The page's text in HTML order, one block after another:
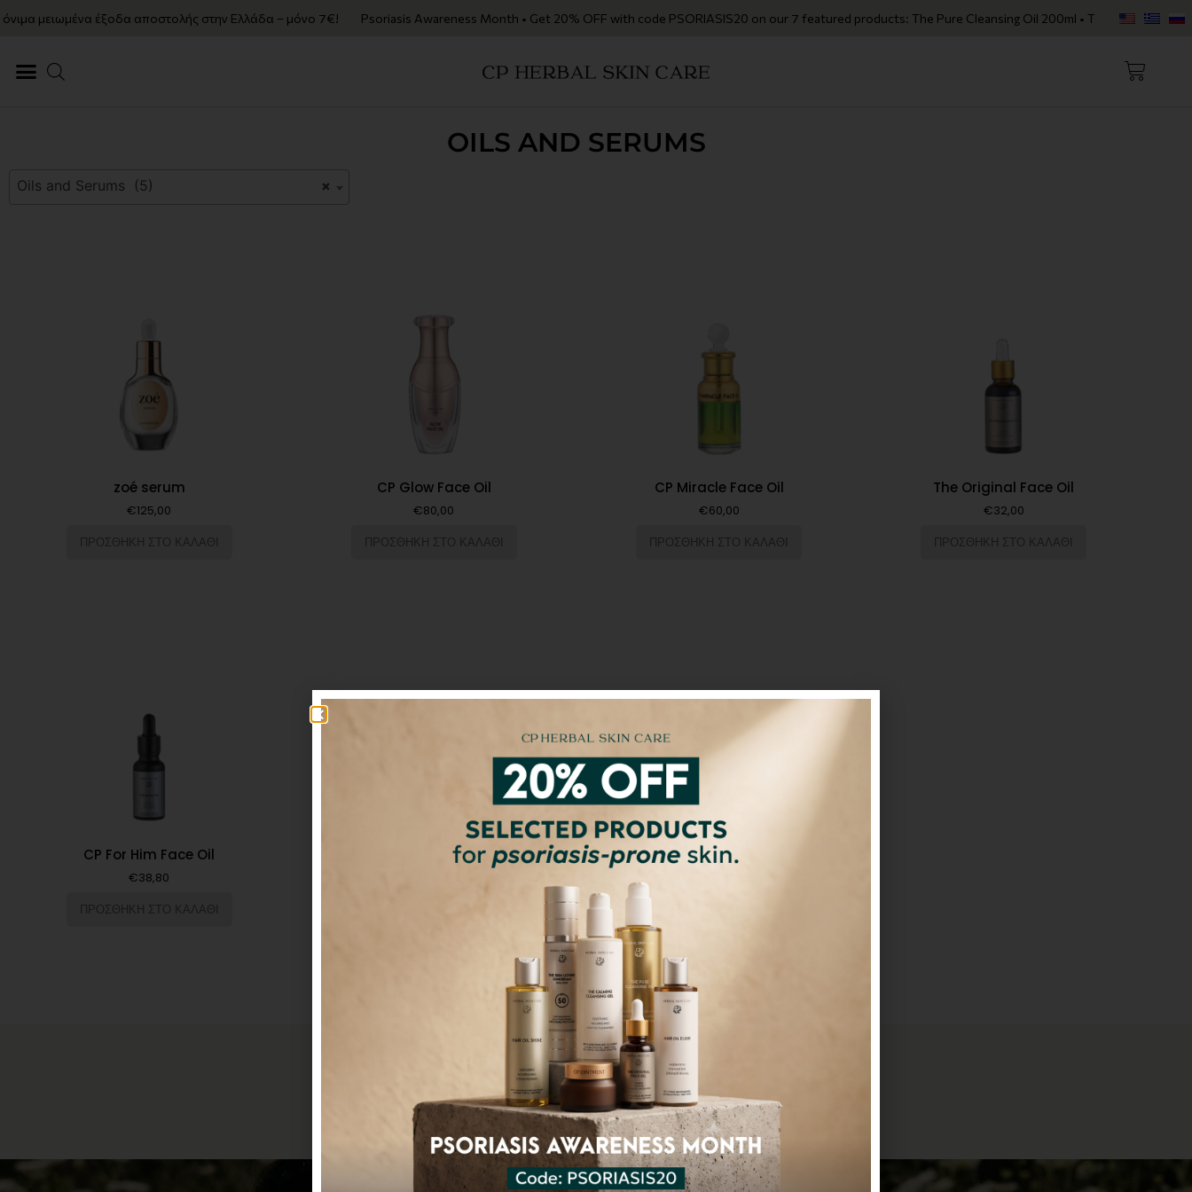
έξοδα αποστολής στην Ελλάδα – μόνο 7€! Psoriasis Awareness Month • Get 20% OFF with code PSORIASIS20 on our 7 featured products: The Pure Cleansing Oil 200ml • The Calming Cleansing
OILS AND SERUMS
×
Oils and Serums (5)
zoé serum
€125,00
ΠΡΟΣΘΗΚΗ ΣΤΟ ΚΑΛΑΘΙ
CP Glow Face Oil
€80,00
ΠΡΟΣΘΗΚΗ ΣΤΟ ΚΑΛΑΘΙ
CP Miracle Face Oil
€60,00
ΠΡΟΣΘΗΚΗ ΣΤΟ ΚΑΛΑΘΙ
The Original Face Oil
€32,00
ΠΡΟΣΘΗΚΗ ΣΤΟ ΚΑΛΑΘΙ
CP For Him Face Oil
€38,80
ΠΡΟΣΘΗΚΗ ΣΤΟ ΚΑΛΑΘΙ
100% ΑΠΑΛΛΑΓΜΕΝΑ ΑΠΟ
Συνθετικά ΧημικάΤοξίνεςΣιλικόνες GMOΣυνθετικά χρώματαΣυνθετικά αρώματα